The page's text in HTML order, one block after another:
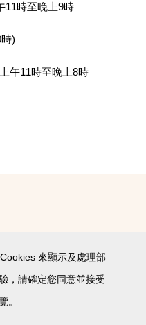
11時至晚上9時
)
午11時至晚上8時
人資料收集聲明
來顯示及處理部
，請確定您同意並接受
。